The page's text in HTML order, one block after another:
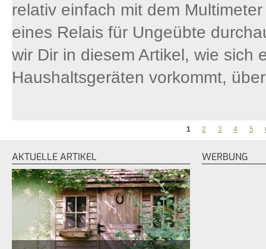
relativ einfach mit dem
eines Relais für Ungeübte
wir Dir in diesem Artikel, wie sich
Haushaltsgeräten vorkommt,
1 2 3 4 5
AKTUELLE ARTIKEL WERBUNG